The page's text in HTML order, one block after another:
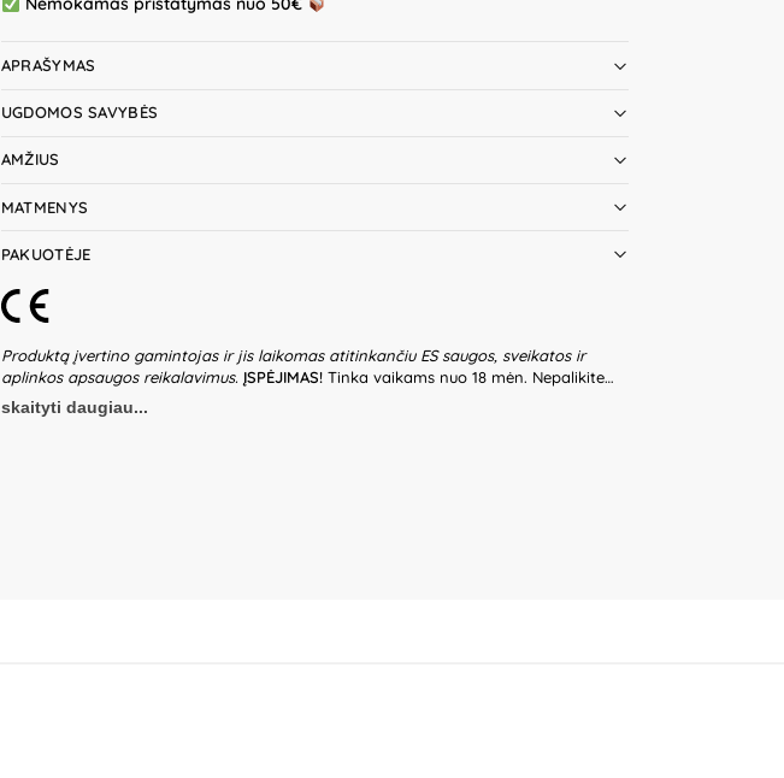
APRAŠYMAS
UGDOMOS SAVYBĖS
AMŽIUS
MATMENYS
PAKUOTĖJE
Produktą įvertino gamintojas ir jis laikomas atitinkančiu ES saugos, sveikatos ir
aplinkos apsaugos reikalavimus. ĮSPĖJIMAS!Tinka vaikams nuo 18 mėn. Nepalikite
žaidžiančių vaikų be suaugusiųjų priežiūros. Prieš naudodami žaislą patikrinkite žaislo
ir detalių būklę. Nenaudokite žaislo, jeigu kuri nors iš dalių yra pažeista. Pakuotė nėra
skaityti daugiau...